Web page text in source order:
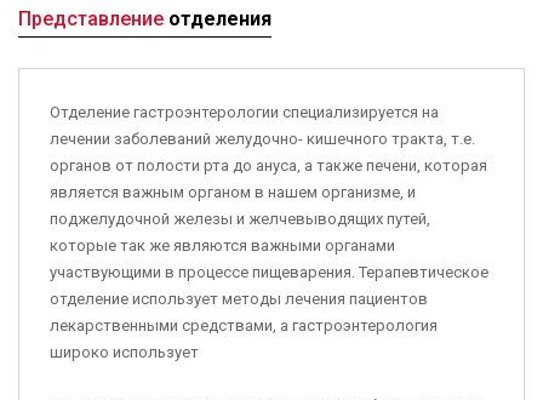
Представление отделения
Отделение гастроэнтерологии специализируется на
лечении заболеваний желудочно- кишечного тракта, т.е.
органов от полости рта до ануса, а также печени, которая
является важным органом в нашем организме, и
поджелудочной железы и желчевыводящих путей,
которые так же являются важными органами
участвующими в процессе пищеварения. Терапевтическое
отделение использует методы лечения пациентов
лекарственными средствами, а гастроэнтерология
широко использует